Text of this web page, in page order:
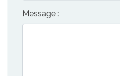
Message :